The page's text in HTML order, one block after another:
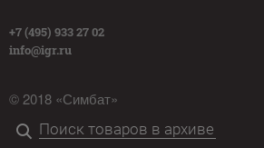
+7 (495) 933 27 02
info@igr.ru
© 2018 «Симбат»